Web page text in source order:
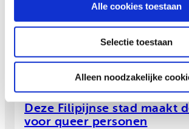
Alle cookies toestaan
Selectie toestaan
Alleen noodzakelijke
Deze Filipijnse stad maakt
voor queer personen